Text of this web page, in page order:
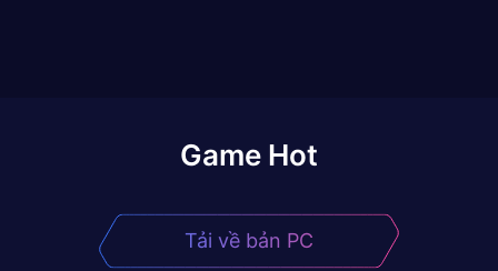
Game Hot
Tải về bản PC